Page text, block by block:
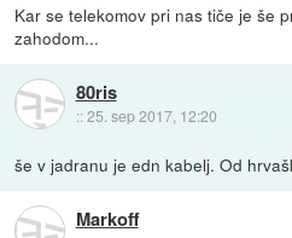
Kar se telekomov pri nas tiče je še
zahodom...
80ris
::25. sep 2017, 12:20
še v jadranu je edn kabelj. Od
Markoff